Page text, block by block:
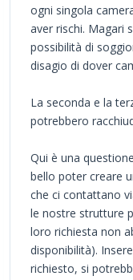
ogni singola
aver rischi. Magari
possibilità di
disagio di dover
La seconda e la
potrebbero
Qui è una
bello poter creare
che ci contattano
le nostre strutture
loro richiesta non
disponibilità).
richiesto, si